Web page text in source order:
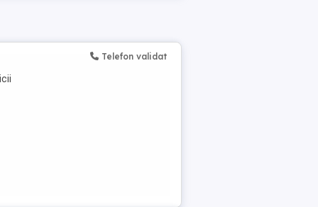
Telefon validat